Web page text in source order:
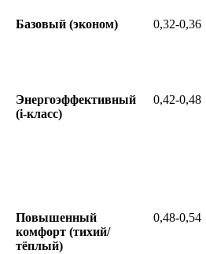
Базовый (эконом) 0,32-0,36
Энергоэффективный
(i-класс)
0,42-0,48
Повышенный
комфорт (тихий/
тёплый)
0,48-0,54